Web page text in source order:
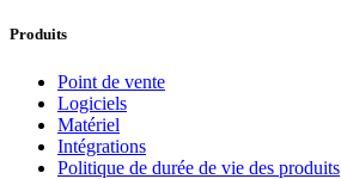
Produits
Point de vente
Logiciels
Matériel
Intégrations
Politique de durée de vie des produits